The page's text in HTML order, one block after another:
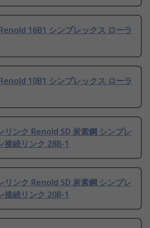
16B1 シンプレックス ローラ
10B1 シンプレックス ローラ
リンク Renold SD 炭素鋼 シンプレ
接続リンク 28B-1
リンク Renold SD 炭素鋼 シンプレ
接続リンク 20B-1